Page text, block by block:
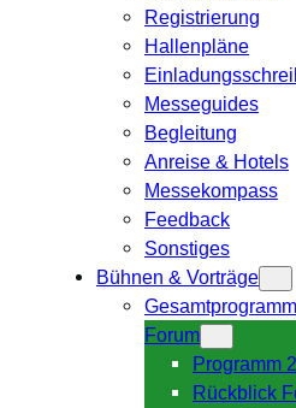
Registrierung
Hallenpläne
Messeguides
Begleitung
Anreise & Hotels
Messekompass
Feedback
Sonstiges
Bühnen & Vorträge
Forum
Programm
Rückblick